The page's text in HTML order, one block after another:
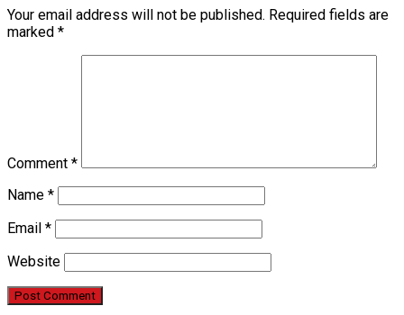
Your email address will not be published. Required fields are
marked *
Comment *
Name *
Email *
Website